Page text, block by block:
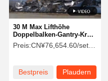
Startseite Produkte
Fabrik Tour
Qualitätskont
Rolle
30 M Max Lifthöhe
Doppelbalken-Gantry-Kran
mit individueller
Hebegeschwindigkeit für 5
Tonnen Lasten
Preis:CN¥76,654.60/sets >=1 sets
Bestpreis
Plaudern